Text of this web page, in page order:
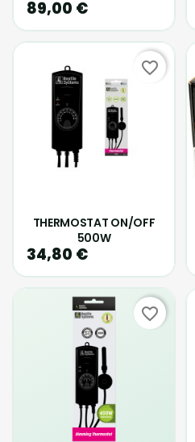
89,00 €
THERMOSTAT ON/OFF
500W
34,80 €
favorite_border
favorite_border